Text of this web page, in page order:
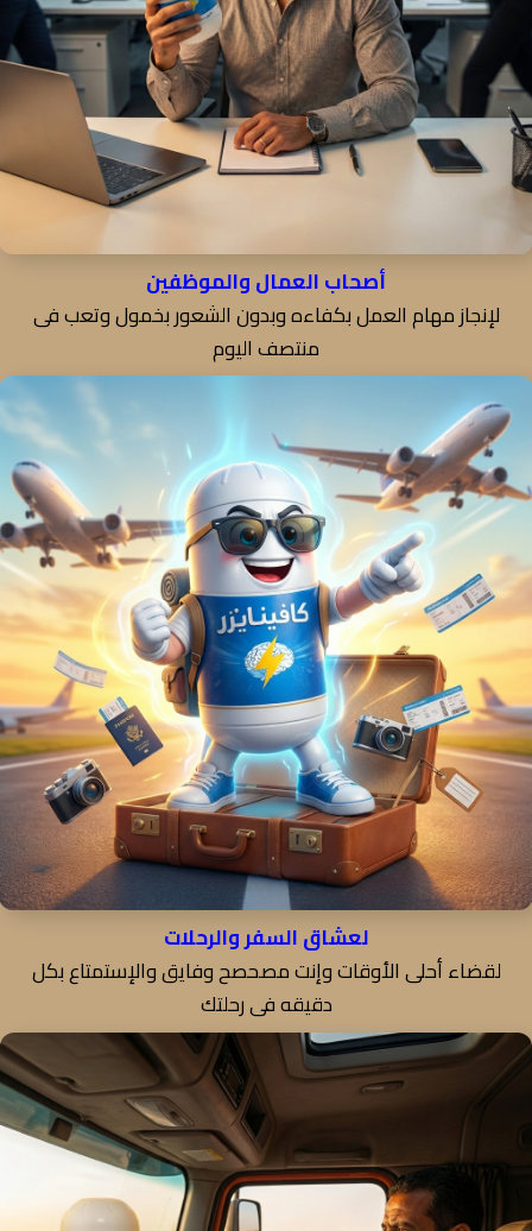
أصحاب العمال والموظفين
لإنجاز مهام العمل بكفاءه وبدون الشعور بخمول وتعب فى
منتصف اليوم
لعشاق السفر والرحلات
لقضاء أحلى الأوقات وإنت مصحصح وفايق والإستمتاع بكل
دقيقه فى رحلتك